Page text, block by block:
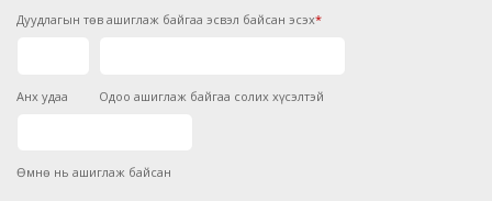
Дуудлагын төв ашиглаж байгаа эсвэл байсан эсэх*
Анх удаа Одоо ашиглаж байгаа солих хүсэлтэй
Өмнө нь ашиглаж байсан